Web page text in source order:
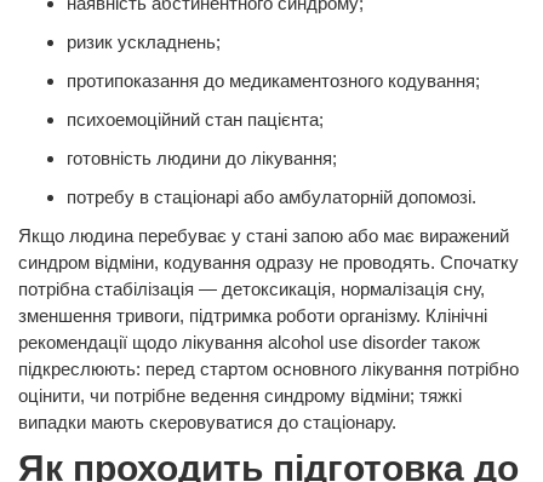
ризик ускладнень;
протипоказання до медикаментозного кодування;
психоемоційний стан пацієнта;
готовність людини до лікування;
потребу в стаціонарі або амбулаторній допомозі.
Якщо людина перебуває у стані запою або має виражений
синдром відміни, кодування одразу не проводять. Спочатку
потрібна стабілізація — детоксикація, нормалізація сну,
зменшення тривоги, підтримка роботи організму. Клінічні
рекомендації щодо лікування alcohol use disorder також
підкреслюють: перед стартом основного лікування потрібно
оцінити, чи потрібне ведення синдрому відміни; тяжкі
випадки мають скеровуватися до стаціонару.
Як проходить підготовка до